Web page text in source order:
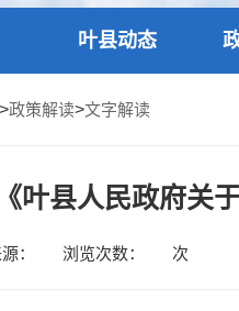
叶县动态
>政策解读>文字解读
《叶县人民政府关
： 浏览次数： 次